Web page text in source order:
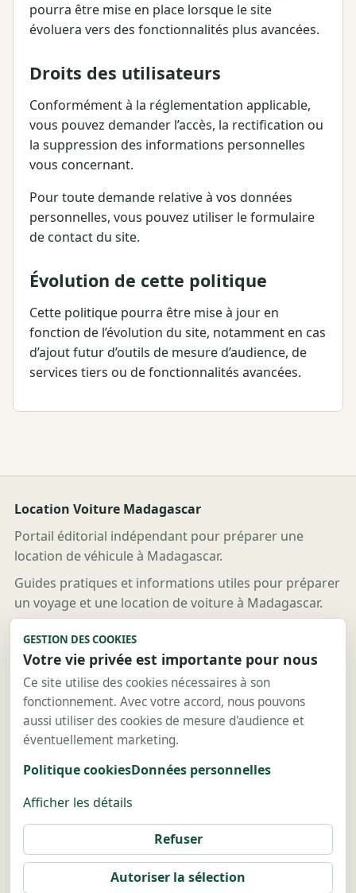
pourra être mise en place lorsque le site
évoluera vers des fonctionnalités plus avancées.
Droits des utilisateurs
Conformément à la réglementation applicable,
vous pouvez demander l’accès, la rectification ou
la suppression des informations personnelles
vous concernant.
Pour toute demande relative à vos données
personnelles, vous pouvez utiliser le formulaire
de contact du site.
Évolution de cette politique
Cette politique pourra être mise à jour en
fonction de l’évolution du site, notamment en cas
d’ajout futur d’outils de mesure d’audience, de
services tiers ou de fonctionnalités avancées.
Location Voiture Madagascar
Portail éditorial indépendant pour préparer une
location de véhicule à Madagascar.
Guides pratiques et informations utiles pour préparer
un voyage et une location de voiture à Madagascar.
Liens utiles
Guides
Destinations
Location voiture
Location 4x4
Nous contacter
Mentions légales
Politique de confidentialité
GESTION DES COOKIES
Votre vie privée est importante pour nous
Ce site utilise des cookies nécessaires à son
fonctionnement. Avec votre accord, nous pouvons
aussi utiliser des cookies de mesure d'audience et
éventuellement marketing.
Politique cookiesDonnées personnelles
Afficher les détails
Refuser
Autoriser la sélection